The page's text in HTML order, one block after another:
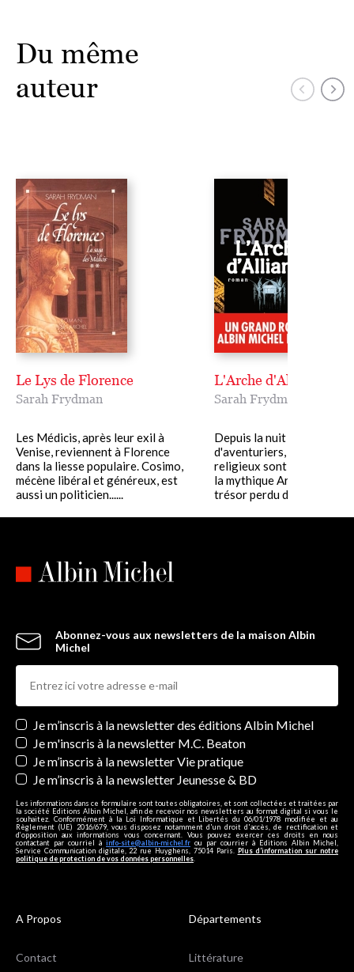
Du même
auteur
Le Lys de Florence
Sarah Frydman
Les Médicis, après leur exil à
Venise, reviennent à Florence
dans la liesse populaire. Cosimo,
mécène libéral et généreux, est
aussi un politicien......
L'Arche d'Alliance
Sarah Frydman
Depuis la nuit des temps,
d'aventuriers, de savants,
religieux sont partis en
la mythique Arche
trésor perdu du Temple......
Abonnez-vous aux newsletters de la maison Albin
Michel
Newsletters
Je m’inscris à la newsletter des éditions Albin Michel
Je m'inscris à la newsletter M.C. Beaton
Je m’inscris à la newsletter Vie pratique
Je m’inscris à la newsletter Jeunesse & BD
Les informations dans ce formulaire sont toutes obligatoires, et sont collectées et traitées par
la société Editions Albin Michel, afin de recevoir nos newsletters au format digital si vous le
souhaitez. Conformément à la Loi Informatique et Libertés du 06/01/1978 modifiée et au
Règlement (UE) 2016/679, vous disposez notamment d'un droit d'accès, de rectification et
d’opposition aux informations vous concernant. Vous pouvez exercer ces droits en nous
contactant par courriel à info-site@albin-michel.fr ou par courrier à Editions Albin Michel,
Service Communication digitale, 22 rue Huyghens, 75014 Paris. Plus d’information sur notre
politique de protection de vos données personnelles
A Propos
Contact
Départements
Littérature